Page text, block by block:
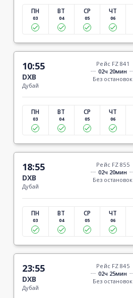
ПН
03
ВТ
04
СР
05
ЧТ
06
10:55
DXB
Дубай
Рейс FZ 841
02ч 20мин
Без остановок
ПН
03
ВТ
04
СР
05
ЧТ
06
18:55
DXB
Дубай
Рейс FZ 855
02ч 20мин
Без остановок
ПН
03
ВТ
04
СР
05
ЧТ
06
23:55
DXB
Дубай
Рейс FZ 845
02ч 25мин
Без остановок